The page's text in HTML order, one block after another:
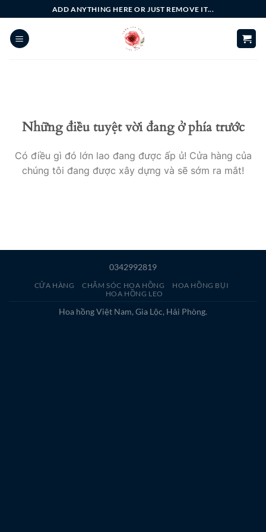
qua
nội
dung
ADD ANYTHING HERE OR JUST REMOVE IT...
Những điều tuyệt vời đang ở phía trước
Có điều gì đó lớn lao đang được ấp ủ! Cửa hàng của
chúng tôi đang được xây dựng và sẽ sớm ra mắt!
0342992819
CỬA HÀNG CHĂM SÓC HOA HỒNG
HOA HỒNG BỤI
HOA HỒNG LEO
Hoa hồng Việt Nam, Gia Lộc, Hải Phòng.